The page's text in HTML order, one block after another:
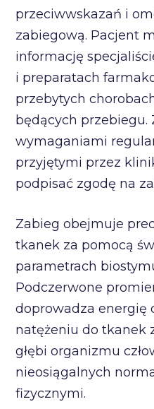
przeciwwskazań i
zabiegową. Pacjent
informację
i preparatach
przebytych
będących przebiegu.
wymaganiami
przyjętymi przez
podpisać zgodę na
Zabieg obejmuje
tkanek za pomocą
parametrach
Podczerwone
doprowadza energię
natężeniu do tkanek
głębi organizmu
nieosiągalnych
fizycznymi.